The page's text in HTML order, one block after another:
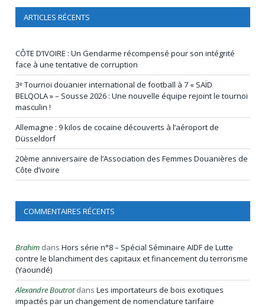
ARTICLES RÉCENTS
CÔTE D’IVOIRE : Un Gendarme récompensé pour son intégrité
face à une tentative de corruption
3ᵉ Tournoi douanier international de football à 7 « SAÏD
BELQOLA » – Sousse 2026 : Une nouvelle équipe rejoint le tournoi
masculin !
Allemagne : 9 kilos de cocaïne découverts à l’aéroport de
Düsseldorf
20ème anniversaire de l’Association des Femmes Douanières de
Côte d’ivoire
COMMENTAIRES RÉCENTS
Brahim dans Hors série n°8 – Spécial Séminaire AIDF de Lutte
contre le blanchiment des capitaux et financement du terrorisme
(Yaoundé)
Alexandre Boutrotdans Les importateurs de bois exotiques
impactés par un changement de nomenclature tarifaire